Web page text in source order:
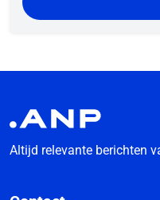
Altijd relevante berichten